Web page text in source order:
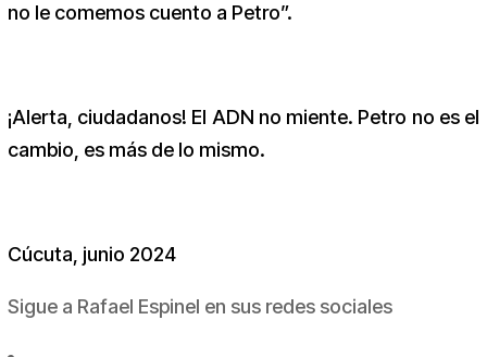
no le comemos cuento a Petro”.
¡Alerta, ciudadanos! El ADN no miente. Petro no es el
cambio, es más de lo mismo.
Cúcuta, junio 2024
Sigue a Rafael Espinel en sus redes sociales